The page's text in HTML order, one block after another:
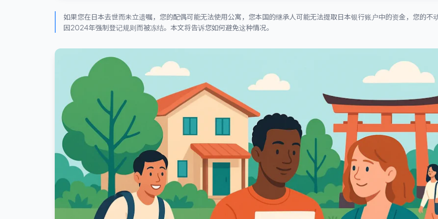
如果您在日本去世而未立遗嘱，您的配偶可能无法使用公寓，您本国的继承人可能无法提取日本银行账户中的资金，您的不
因2024年强制登记规则而被冻结。本文将告诉您如何避免这种情况。